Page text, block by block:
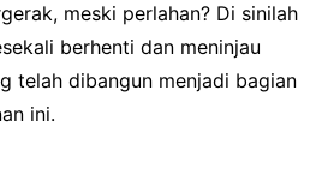
meski perlahan? Di sinilah
berhenti dan meninjau
telah dibangun menjadi bagian
ini.